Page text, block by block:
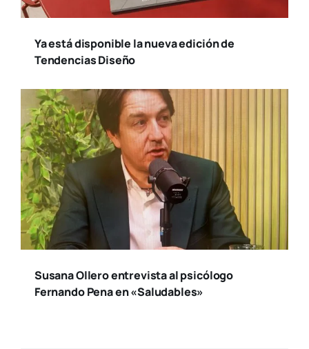
Ya está disponible la nueva edición de
Tendencias Diseño
Susana Ollero entrevista al psicólogo
Fernando Pena en «Saludables»